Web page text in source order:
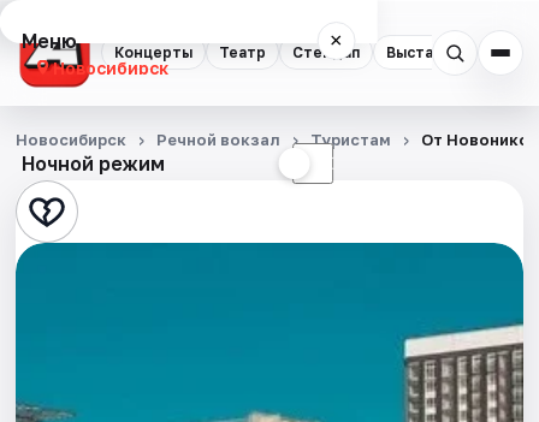
Концерты Театр Стендап Выставки
Меню ×
Новосибирск
Концерты
Театр
Стендап
Экскурсии
Ночной режим ☾
Новосибирск Речной вокзал Туристам От